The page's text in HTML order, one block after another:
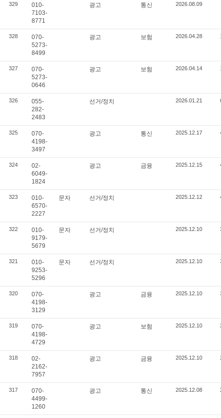
329
010-
7103-
8771
광고 통신 2026.08.09
328
070-
5273-
8499
광고 보험 2026.04.28
327
070-
5273-
0646
광고 보험 2026.04.14
326
055-
282-
2483
선거/정치 2026.01.21
325
070-
4198-
3497
광고 통신 2025.12.17
324
02-
6049-
1824
광고 금융 2025.12.15
323
010-
6570-
2227
문자 선거/정치 2025.12.12
322
010-
9179-
5679
문자 선거/정치 2025.12.10
321
010-
9253-
5296
문자 선거/정치 2025.12.10
320
070-
4198-
3129
광고 금융 2025.12.10
319
070-
4198-
4729
광고 보험 2025.12.10
318
02-
2162-
7957
광고 금융 2025.12.10
317
070-
4499-
1260
광고 통신 2025.12.08